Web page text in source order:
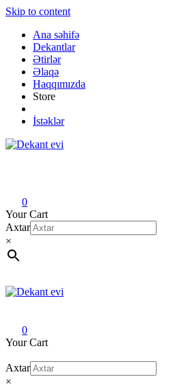
Skip to content
Ana səhifə
Dekantlar
Ətirlər
Əlaqə
Haqqımızda
Store
İstəklər
0
Your Cart
Axtar
×
0
Your Cart
Axtar
×